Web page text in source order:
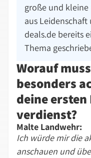
große und kleine
aus
deals.de bereits
Thema
Worauf
besonders
deine
verdienst?
Malte Landwehr:
Ich würde mir die
anschauen und